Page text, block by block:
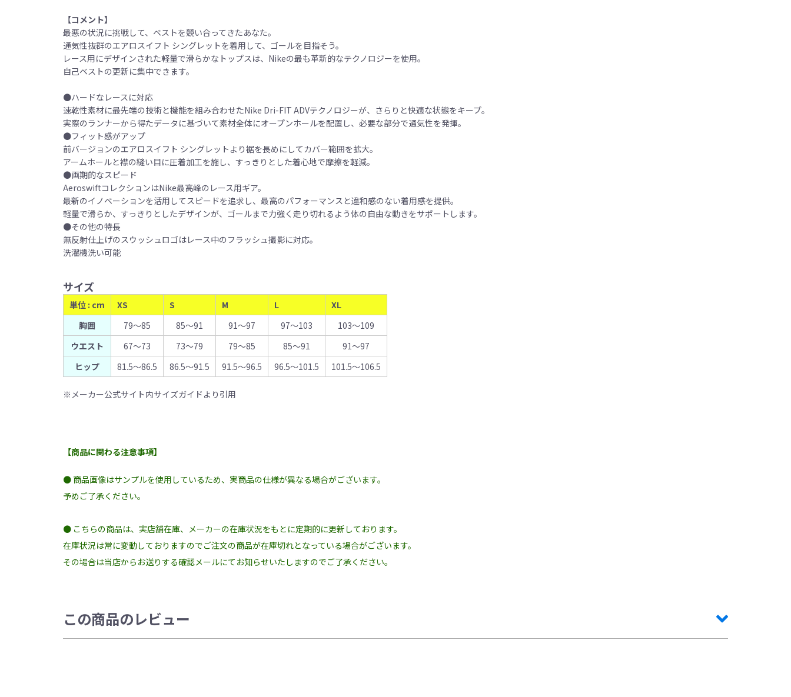
【コメント】
最悪の状況に挑戦して、ベストを競い合ってきたあなた。
通気性抜群のエアロスイフト シングレットを着用して、ゴールを目指そう。
レース用にデザインされた軽量で滑らかなトップスは、Nikeの最も革新的なテクノロジーを使用。
自己ベストの更新に集中できます。
●ハードなレースに対応
速乾性素材に最先端の技術と機能を組み合わせたNike Dri-FIT ADVテクノロジーが、さらりと快適な状態をキープ。
実際のランナーから得たデータに基づいて素材全体にオープンホールを配置し、必要な部分で通気性を発揮。
●フィット感がアップ
前バージョンのエアロスイフト シングレットより裾を長めにしてカバー範囲を拡大。
アームホールと襟の縫い目に圧着加工を施し、すっきりとした着心地で摩擦を軽減。
●画期的なスピード
AeroswiftコレクションはNike最高峰のレース用ギア。
最新のイノベーションを活用してスピードを追求し、最高のパフォーマンスと違和感のない着用感を提供。
軽量で滑らか、すっきりとしたデザインが、ゴールまで力強く走り切れるよう体の自由な動きをサポートします。
●その他の特長
無反射仕上げのスウッシュロゴはレース中のフラッシュ撮影に対応。
洗濯機洗い可能
サイズ
単位 : cm XS S M L
XL
胸囲
79〜85 85〜91 91〜97 97〜103
103〜109
ウエスト
67〜73 73〜79 79〜85 85〜91
91〜97
ヒップ
81.5〜86.5 86.5〜91.5 91.5〜96.5 96.5〜101.5 101.5〜106.5
※メーカー公式サイト内サイズガイドより引用
【商品に関わる注意事項】
● 商品画像はサンプルを使用しているため、実商品の仕様が異なる場合がございます。
予めご了承ください。
● こちらの商品は、実店舗在庫、メーカーの在庫状況をもとに定期的に更新しております。
在庫状況は常に変動しておりますのでご注文の商品が在庫切れとなっている場合がございます。
その場合は当店からお送りする確認メールにてお知らせいたしますのでご了承ください。
この商品のレビュー